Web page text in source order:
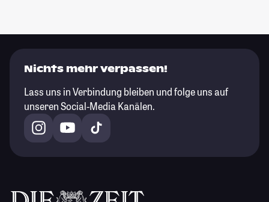
Nichts mehr verpassen!
Lass uns in Verbindung bleiben und folge uns auf
unseren Social-Media Kanälen.